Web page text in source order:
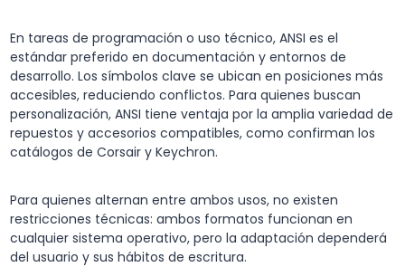
En tareas de programación o uso técnico, ANSI es el
estándar preferido en documentación y entornos de
desarrollo. Los símbolos clave se ubican en posiciones más
accesibles, reduciendo conflictos. Para quienes buscan
personalización, ANSI tiene ventaja por la amplia variedad de
repuestos y accesorios compatibles, como confirman los
catálogos de Corsair y Keychron.
Para quienes alternan entre ambos usos, no existen
restricciones técnicas: ambos formatos funcionan en
cualquier sistema operativo, pero la adaptación dependerá
del usuario y sus hábitos de escritura.